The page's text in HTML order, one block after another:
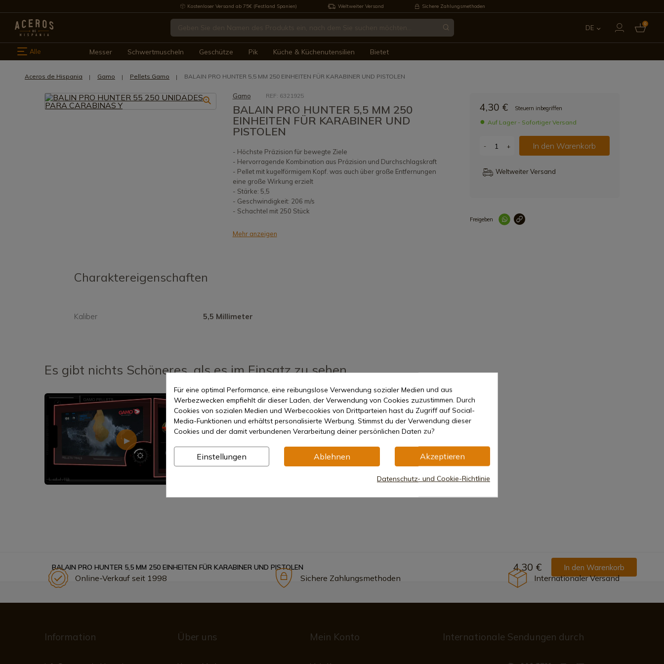
Kostenloser Versand ab 75€ (Festland Spanien) Weltweiter Versand Sichere Zahlungsmethoden
PT
DE 0
Alle Messer Schwertmuscheln Geschütze Pik Küche & Küchenutensilien Bietet
Aceros de Hispania Gamo Pellets Gamo BALAIN PRO HUNTER 5,5 MM 250 EINHEITEN FÜR KARABINER UND PISTOLEN
Gamo REF: 6321925
BALAIN PRO HUNTER 5,5 MM 250
EINHEITEN FÜR KARABINER UND
PISTOLEN
- Höchste Präzision für bewegte Ziele
- Hervorragende Kombination aus Präzision und Durchschlagskraft
- Pellet mit kugelförmigem Kopf. was auch über große Entfernungen
eine große Wirkung erzielt
- Stärke: 5,5
- Geschwindigkeit: 206 m/s
- Schachtel mit 250 Stück
Mehr anzeigen
4,30 € Steuern inbegriffen
Auf Lager - Sofortiger Versand
- + In den Warenkorb
Weltweiter Versand
Freigeben
Charaktereigenschaften
Kaliber 5,5 Millimeter
Es gibt nichts Schöneres, als es im Einsatz zu sehen
BALAIN PRO HUNTER 5,5 MM 250 EINHEITEN FÜR KARABINER UND PISTOLEN 4,30 € In den Warenkorb
Online-Verkauf seit 1998 Sichere Zahlungsmethoden Internationaler Versand
Information Über uns Mein Konto Internationale Sendungen durch
Für eine optimal Performance, eine reibungslose Verwendung sozialer Medien und aus
Werbezwecken empfiehlt dir dieser Laden, der Verwendung von Cookies zuzustimmen. Durch
Cookies von sozialen Medien und Werbecookies von Drittparteien hast du Zugriff auf Social-
Media-Funktionen und erhältst personalisierte Werbung. Stimmst du der Verwendung dieser
Cookies und der damit verbundenen Verarbeitung deiner persönlichen Daten zu?
Einstellungen Ablehnen Akzeptieren
Datenschutz- und Cookie-Richtlinie